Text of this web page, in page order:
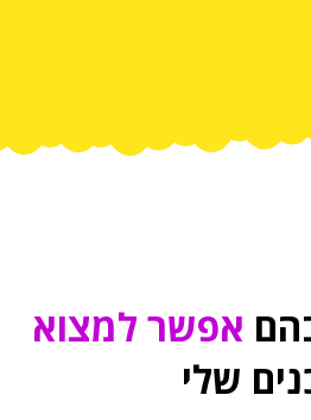
אפשר למצוא
שלי